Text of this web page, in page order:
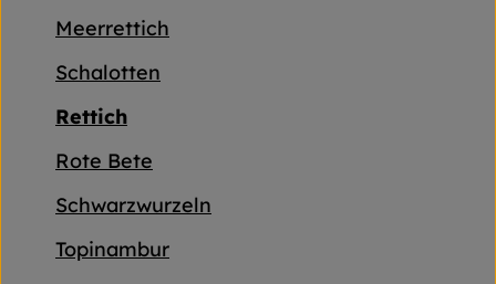
Frischetheke
Naturkost
Getränke
Gartensaison
Drogerie
Meerrettich
Schalotten
Rettich
Rote Bete
Schwarzwurzeln
Topinambur